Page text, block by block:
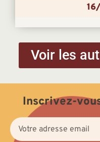
Voir les
Inscrivez-